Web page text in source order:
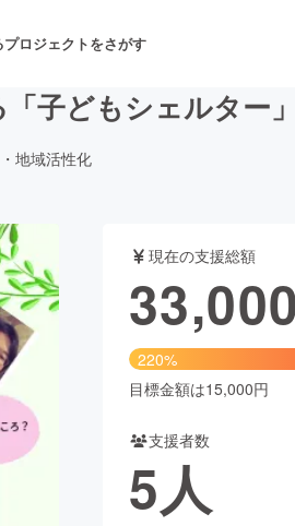
プロジェクトをさがす
舞台・パフォーマンス
フード・飲食店
ビューティー・ヘルスケア
子どもシェルター
地域活性化
現在の支援総額
33,000
220%
目標金額は15,000円
支援者数
5人